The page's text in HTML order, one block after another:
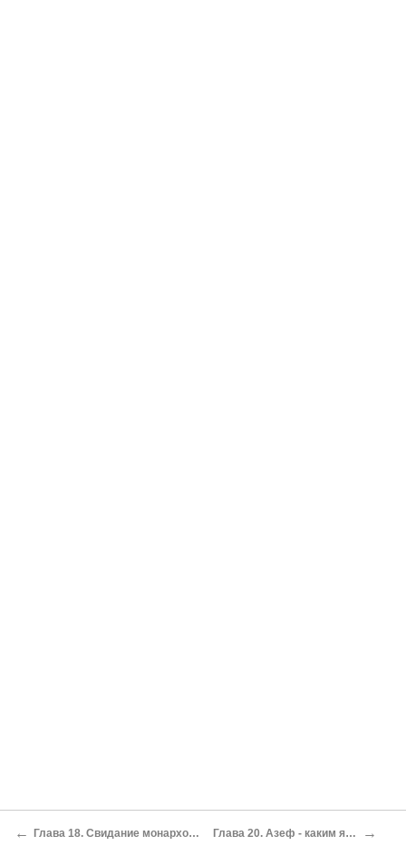
← Глава 18. Свидание монархов в Ревеле Глава 20. Азеф - каким я его знал →